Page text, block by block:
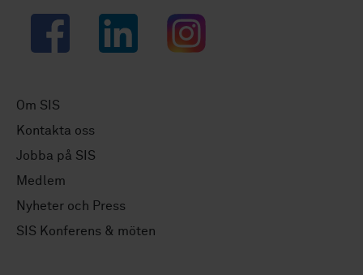
Facebook LinkedIn Instagram
Om SIS
Kontakta oss
Jobba på SIS
Medlem
Nyheter och Press
SIS Konferens & möten